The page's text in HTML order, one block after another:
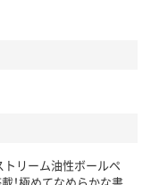
トリーム油性ボールペ